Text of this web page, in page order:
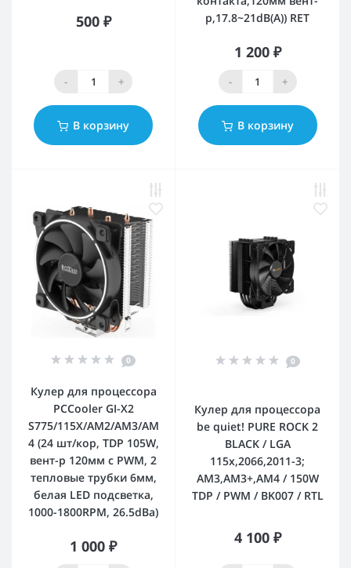
500 ₽
- +
В корзину
р,17.8~21dB(A)) RET
1 200 ₽
- +
В корзину
0
Кулер для процессора
PCCooler GI-X2
S775/115X/AM2/AM3/AM
4 (24 шт/кор, TDP 105W,
вент-р 120мм с PWM, 2
тепловые трубки 6мм,
белая LED подсветка,
1000-1800RPM, 26.5dBa)
1 000 ₽
0
Кулер для процессора
be quiet! PURE ROCK 2
BLACK / LGA
115x,2066,2011-3;
AM3,AM3+,AM4 / 150W
TDP / PWM / BK007 / RTL
4 100 ₽